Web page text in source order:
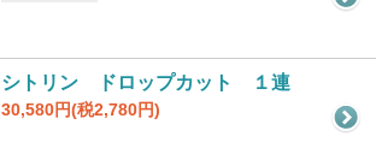
シトリン ドロップカット １連
30,580円(税2,780円)